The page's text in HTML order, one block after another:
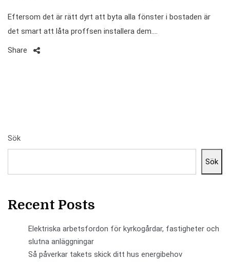
Eftersom det är rätt dyrt att byta alla fönster i bostaden är
det smart att låta proffsen installera dem.…
Share
Sök
Sök
Recent Posts
Elektriska arbetsfordon för kyrkogårdar, fastigheter och
slutna anläggningar
Så påverkar takets skick ditt hus energibehov